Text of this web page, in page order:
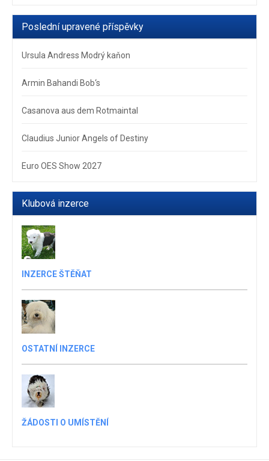
Poslední upravené příspěvky
Ursula Andress Modrý kaňon
Armin Bahandi Bob‘s
Casanova aus dem Rotmaintal
Claudius Junior Angels of Destiny
Euro OES Show 2027
Klubová inzerce
INZERCE ŠTĚŇAT
OSTATNÍ INZERCE
ŽÁDOSTI O UMÍSTĚNÍ